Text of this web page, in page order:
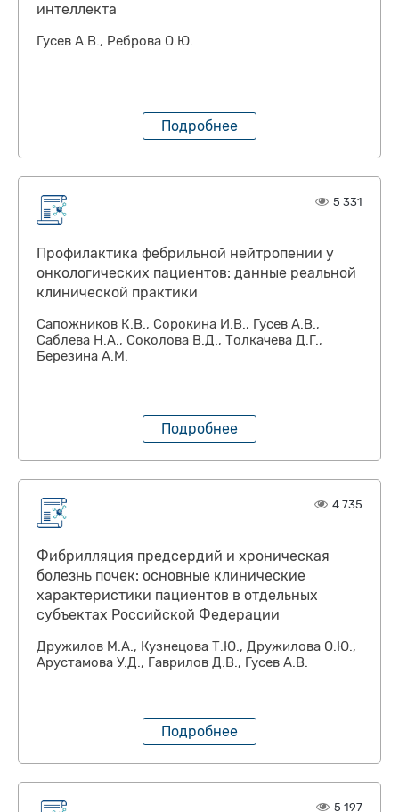
интеллекта
Гусев А.В., Реброва О.Ю.
Подробнее
5 331
Профилактика фебрильной нейтропении у
онкологических пациентов: данные реальной
клинической практики
Сапожников К.В., Сорокина И.В., Гусев А.В.,
Саблева Н.А., Соколова В.Д., Толкачева Д.Г.,
Березина А.М.
Подробнее
4 735
Фибрилляция предсердий и хроническая
болезнь почек: основные клинические
характеристики пациентов в отдельных
субъектах Российской Федерации
Дружилов М.А., Кузнецова Т.Ю., Дружилова О.Ю.,
Арустамова У.Д., Гаврилов Д.В., Гусев А.В.
Подробнее
5 197